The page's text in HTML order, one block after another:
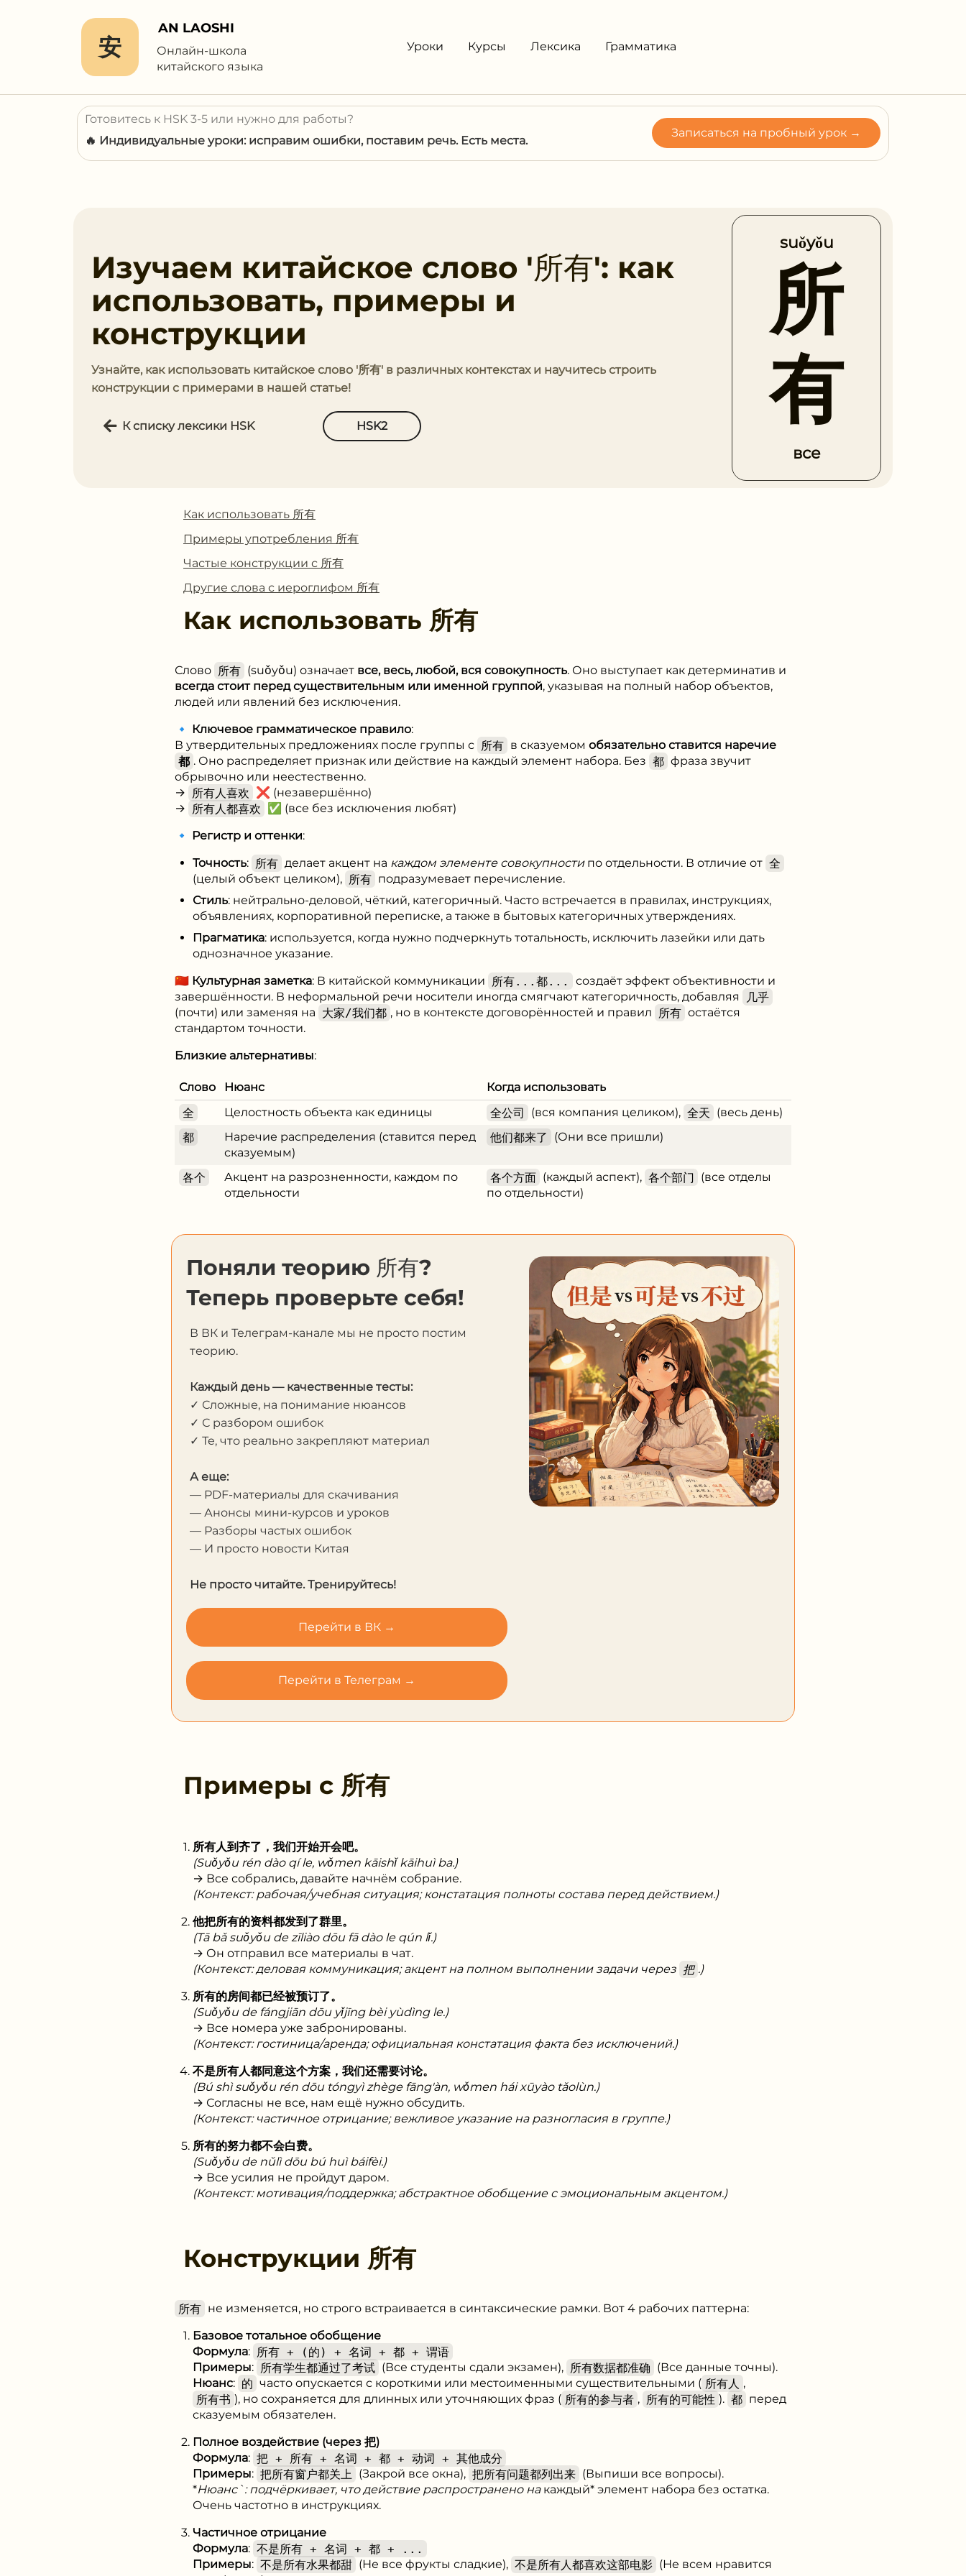
安
AN LAOSHI
Онлайн-школа
китайского языка
Уроки Курсы Лексика Грамматика
Готовитесь к HSK 3-5 или нужно для работы?
🔥 Индивидуальные уроки: исправим ошибки, поставим речь. Есть места.
Записаться на пробный урок →
Изучаем китайское слово '所有': как
использовать, примеры и
конструкции
Узнайте, как использовать китайское слово '所有' в различных контекстах и научитесь строить
конструкции с примерами в нашей статье!
К списку лексики HSK HSK2
suǒyǒu
所
有
все
Как использовать 所有
Примеры употребления 所有
Частые конструкции с 所有
Другие слова с иероглифом 所有
Как использовать 所有
Слово 所有 (suǒyǒu) означает все, весь, любой, вся совокупность. Оно выступает как детерминатив и
всегда стоит перед существительным или именной группой, указывая на полный набор объектов,
людей или явлений без исключения.
🔹 Ключевое грамматическое правило:
В утвердительных предложениях после группы с 所有 в сказуемом обязательно ставится наречие
都 . Оно распределяет признак или действие на каждый элемент набора. Без 都 фраза звучит
обрывочно или неестественно.
→
所有人喜欢 ❌ (незавершённо)
→
所有人都喜欢
✅ (все без исключения любят)
🔹 Регистр и оттенки:
Точность: 所有 делает акцент на каждом элементе совокупностипо отдельности. В отличие от 全
(целый объект целиком), 所有 подразумевает перечисление.
Стиль: нейтрально-деловой, чёткий, категоричный. Часто встречается в правилах, инструкциях,
объявлениях, корпоративной переписке, а также в бытовых категоричных утверждениях.
Прагматика: используется, когда нужно подчеркнуть тотальность, исключить лазейки или дать
однозначное указание.
🇨🇳 Культурная заметка: В китайской коммуникации 所有...都...
создаёт эффект объективности и
завершённости. В неформальной речи носители иногда смягчают категоричность, добавляя
几乎
(почти) или заменяя на 大家/我们都 , но в контексте договорённостей и правил 所有 остаётся
стандартом точности.
Близкие альтернативы:
Слово Нюанс
Когда использовать
全
Целостность объекта как единицы 全公司 (вся компания целиком), 全天 (весь день)
都
Наречие распределения (ставится перед
сказуемым)
他们都来了 (Они все пришли)
各个
Акцент на разрозненности, каждом по
отдельности
各个方面 (каждый аспект), 各个部门 (все отделы
по отдельности)
Поняли теорию 所有?
Теперь проверьте себя!
В ВК и Телеграм-канале мы не просто постим
теорию.
Каждый день — качественные тесты:
✓ Сложные, на понимание нюансов
✓ С разбором ошибок
✓ Те, что реально закрепляют материал
А еще:
— PDF-материалы для скачивания
— Анонсы мини-курсов и уроков
— Разборы частых ошибок
— И просто новости Китая
Не просто читайте. Тренируйтесь!
Перейти в ВК →
Перейти в Телеграм →
Примеры с 所有
所有人到齐了，我们开始开会吧。
(Suǒyǒu rén dào qí le, wǒmen kāishǐ kāihuì ba.)
→ Все собрались, давайте начнём собрание.
(Контекст: рабочая/учебная ситуация; констатация полноты состава перед действием.)
他把所有的资料都发到了群里。
(Tā bǎ suǒyǒu de zīliào dōu fā dào le qún lǐ.)
→ Он отправил все материалы в чат.
(Контекст: деловая коммуникация; акцент на полном выполнении задачи через 把 .)
所有的房间都已经被预订了。
(Suǒyǒu de fángjiān dōu yǐjīng bèi yùdìng le.)
→ Все номера уже забронированы.
(Контекст: гостиница/аренда; официальная констатация факта без исключений.)
不是所有人都同意这个方案，我们还需要讨论。
(Bú shì suǒyǒu rén dōu tóngyì zhège fāng'àn, wǒmen hái xūyào tǎolùn.)
→ Согласны не все, нам ещё нужно обсудить.
(Контекст: частичное отрицание; вежливое указание на разногласия в группе.)
所有的努力都不会白费。
(Suǒyǒu de nǔlì dōu bú huì báifèi.)
→ Все усилия не пройдут даром.
(Контекст: мотивация/поддержка; абстрактное обобщение с эмоциональным акцентом.)
Конструкции 所有
所有 не изменяется, но строго встраивается в синтаксические рамки. Вот 4 рабочих паттерна:
Базовое тотальное обобщение
Формула: 所有 + (的) + 名词 + 都 + 谓语
Примеры: 所有学生都通过了考试 (Все студенты сдали экзамен), 所有数据都准确 (Все данные точны).
Нюанс: 的 часто опускается с короткими или местоименными существительными ( 所有人 ,
所有书 ), но сохраняется для длинных или уточняющих фраз ( 所有的参与者 , 所有的可能性 ). 都 перед
сказуемым обязателен.
Полное воздействие (через 把)
Формула: 把 + 所有 + 名词 + 都 + 动词 + 其他成分
Примеры: 把所有窗户都关上 (Закрой все окна), 把所有问题都列出来 (Выпиши все вопросы).
*Нюанс`: подчёркивает, что действие распространено на каждый* элемент набора без остатка.
Очень частотно в инструкциях.
Частичное отрицание
Формула: 不是所有 + 名词 + 都 + ...
Примеры: 不是所有水果都甜 (Не все фрукты сладкие), 不是所有人都喜欢这部电影 (Не всем нравится